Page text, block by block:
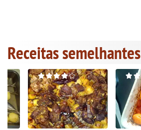
Receitas semelhantes